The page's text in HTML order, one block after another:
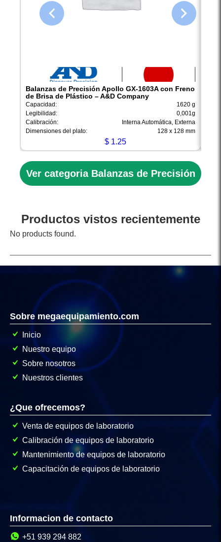
Balanzas de Precisión Apollo GX-1603A con Freno
de Brisa de Plástico – A&D Company
Capacidad:
1620 g
Legibilidad:
0,001g
Calibración:
Interna Automática, Externa
Dimensiones del plato:
128 x 128 mm
$ 1.25
Ver categoria Balanzas de Precisión
Productos vistos recientemente
No products found.
Sobre megaequipamiento.com
Inicio
Nuestro equipo
Sobre nosotros
Nuestros clientes
¿Que ofrecemos?
Venta de equipos de laboratorio
Calibración de equipos de laboratorio
Mantenimiento de equipos de laboratorio
Capacitación de equipos de laboratorio
Informacion de contacto
+51 939 294 882